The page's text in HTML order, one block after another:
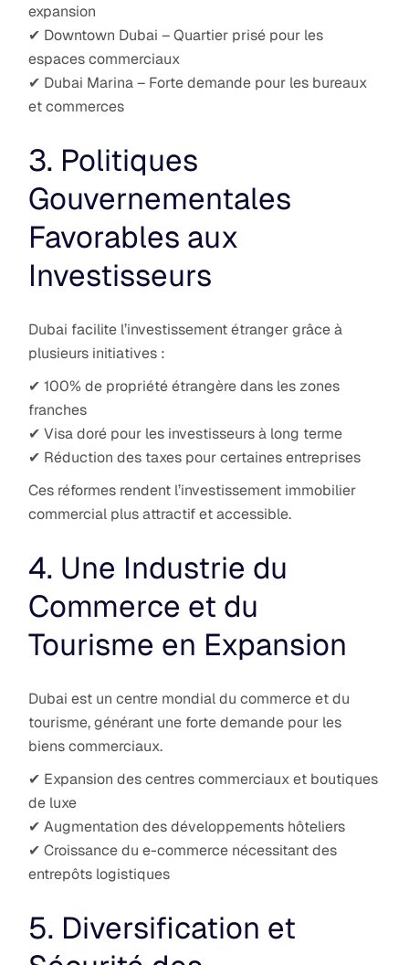
expansion
✔ Downtown Dubai – Quartier prisé pour les
espaces commerciaux
✔ Dubai Marina – Forte demande pour les bureaux
et commerces
3. Politiques
Gouvernementales
Favorables aux
Investisseurs
Dubai facilite l’investissement étranger grâce à
plusieurs initiatives :
✔ 100% de propriété étrangère dans les zones
franches
✔ Visa doré pour les investisseurs à long terme
✔ Réduction des taxes pour certaines entreprises
Ces réformes rendent l’investissement immobilier
commercial plus attractif et accessible.
4. Une Industrie du
Commerce et du
Tourisme en Expansion
Dubai est un centre mondial du commerce et du
tourisme, générant une forte demande pour les
biens commerciaux.
✔ Expansion des centres commerciaux et boutiques
de luxe
✔ Augmentation des développements hôteliers
✔ Croissance du e-commerce nécessitant des
entrepôts logistiques
5. Diversification et